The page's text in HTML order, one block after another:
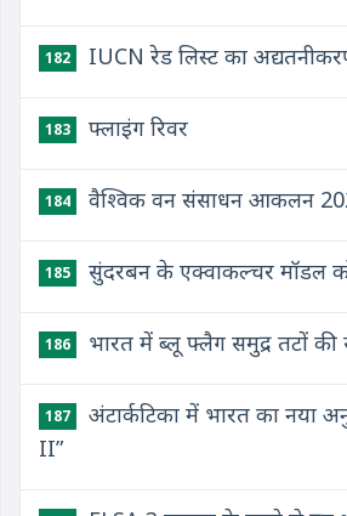
182 IUCN रेड लिस्ट का
183 फ्लाइंग रिवर
184 वैश्विक वन संसाधन आकलन
185 सुंदरबन के एक्वाकल्चर मॉडल
186 भारत में ब्लू फ्लैग समुद्र तटों की
187
अंटार्कटिका में भारत का नया
II”